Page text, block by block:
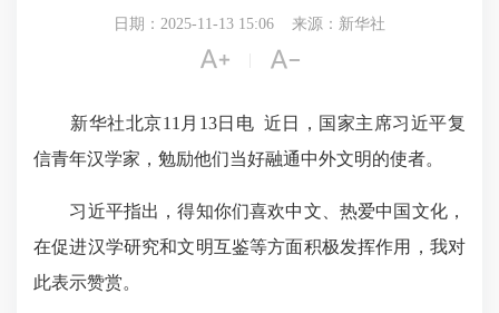
日期：2025-11-13 15:06 来源：新华社
 
新华社北京11月13日电 近日，国家主席习近平复
信青年汉学家，勉励他们当好融通中外文明的使者。
习近平指出，得知你们喜欢中文、热爱中国文化，
在促进汉学研究和文明互鉴等方面积极发挥作用，我对
此表示赞赏。